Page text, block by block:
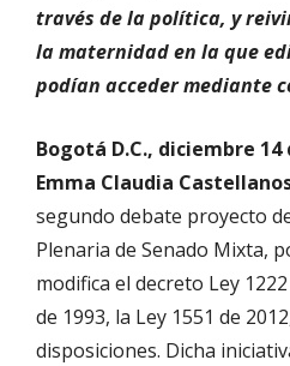
través de la política, y
la maternidad en la que
podían acceder mediante
Bogotá D.C., diciembre 14
Emma Claudia
segundo debate proyecto
Plenaria de Senado Mixta,
modifica el decreto Ley
de 1993, la Ley 1551 de
disposiciones. Dicha